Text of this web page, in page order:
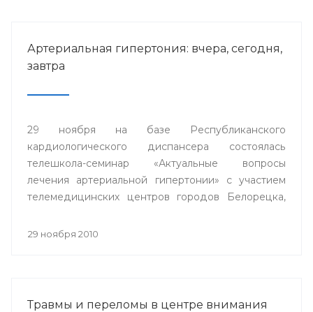
Артериальная гипертония: вчера, сегодня,
завтра
29 ноября на базе Республиканского
кардиологического диспансера состоялась
телешкола-семинар «Актуальные вопросы
лечения артериальной гипертонии» с участием
телемедицинских центров городов Белорецка,
республики.
29 ноября 2010
Травмы и переломы в центре внимания